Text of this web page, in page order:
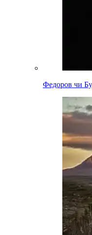
Федоров чи